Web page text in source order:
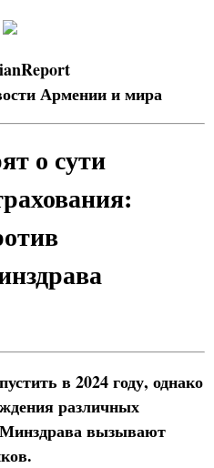
Армении и мира
о сути
в 2024 году, однако
различных
вызывают